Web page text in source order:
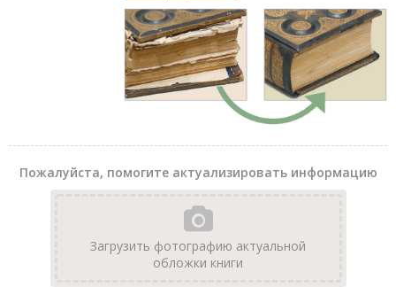
Пожалуйста, помогите актуализировать информацию
Загрузить фотографию актуальной
обложки книги